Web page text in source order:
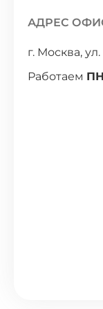
АДРЕС
г. Москва,
Работаем